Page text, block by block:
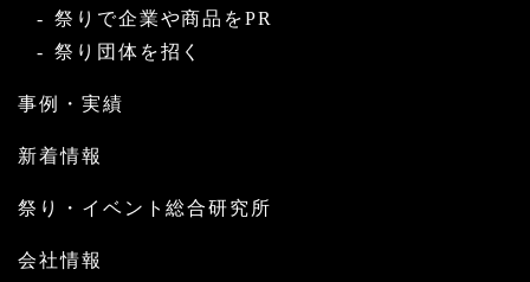
祭りで企業や商品をPR
祭り団体を招く
事例・実績
新着情報
祭り・イベント総合研究所
会社情報